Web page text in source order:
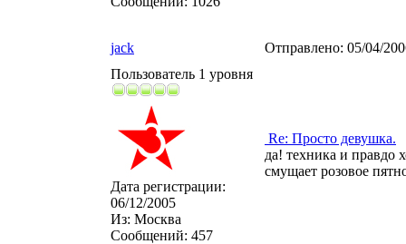
jack Отправлено: 05/04/
Пользователь 1 уровня
Дата регистрации:
06/12/2005
Из: Москва
Сообщений: 457
Re: Просто девушка.
да! техника и правдо
смущает розовое